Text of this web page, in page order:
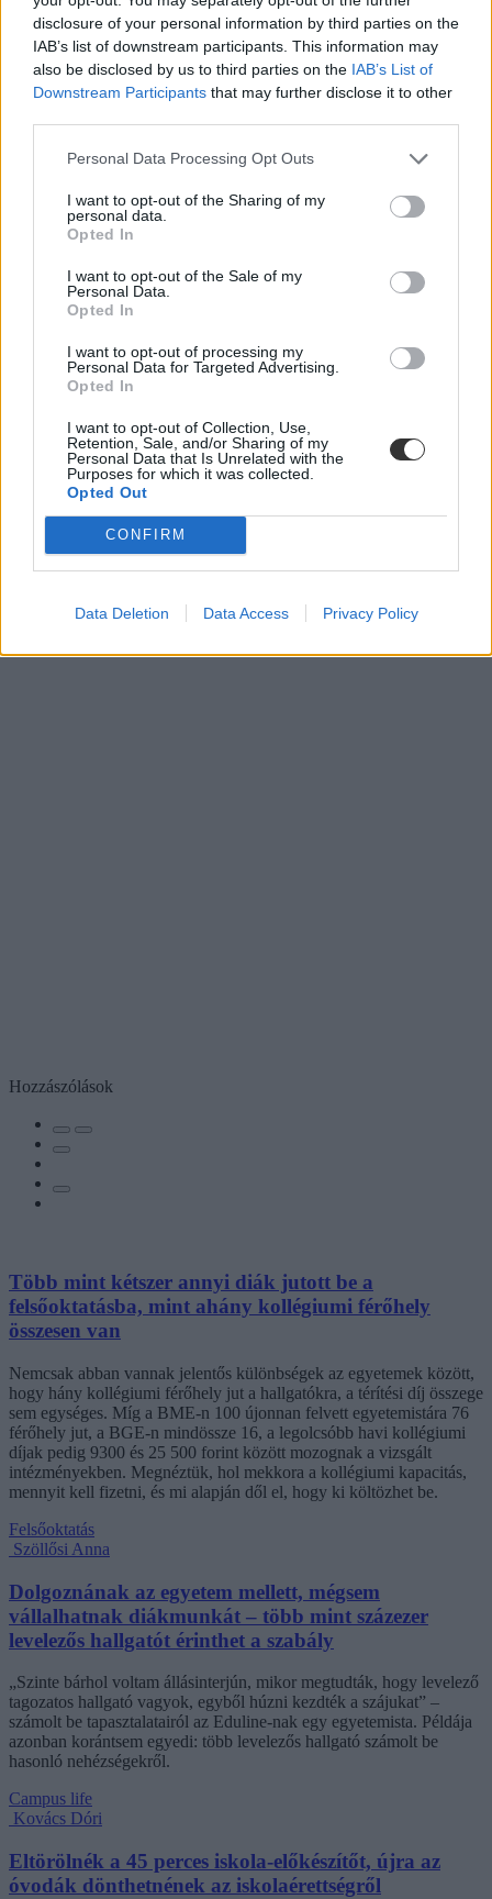
disclosure of your personal information by third parties on the
IAB’s list of downstream participants. This information may
also be disclosed by us to third parties on the IAB’s List of
Downstream Participants that may further disclose it to other
Personal Data Processing Opt Outs
I want to opt-out of the Sharing of my
personal data.
Opted In
I want to opt-out of the Sale of my
Personal Data.
Opted In
I want to opt-out of processing my
Personal Data for Targeted Advertising.
Opted In
I want to opt-out of Collection, Use,
Retention, Sale, and/or Sharing of my
Personal Data that Is Unrelated with the
Purposes for which it was collected.
Opted Out
CONFIRM
Data Deletion Data Access Privacy Policy
vitaverseny
Magyar Multirole Debate Academy
Hozzászólások
Több mint kétszer annyi diák jutott be a
felsőoktatásba, mint ahány kollégiumi férőhely
összesen van
Nemcsak abban vannak jelentős különbségek az egyetemek között,
hogy hány kollégiumi férőhely jut a hallgatókra, a térítési díj összege
sem egységes. Míg a BME-n 100 újonnan felvett egyetemistára 76
férőhely jut, a BGE-n mindössze 16, a legolcsóbb havi kollégiumi
díjak pedig 9300 és 25 500 forint között mozognak a vizsgált
intézményekben. Megnéztük, hol mekkora a kollégiumi kapacitás,
mennyit kell fizetni, és mi alapján dől el, hogy ki költözhet be.
Felsőoktatás
Szöllősi Anna
Dolgoznának az egyetem mellett, mégsem
vállalhatnak diákmunkát – több mint százezer
levelezős hallgatót érinthet a szabály
„Szinte bárhol voltam állásinterjún, mikor megtudták, hogy levelező
tagozatos hallgató vagyok, egyből húzni kezdték a szájukat” –
számolt be tapasztalatairól az Eduline-nak egy egyetemista. Példája
azonban korántsem egyedi: több levelezős hallgató számolt be
hasonló nehézségekről.
Campus life
Kovács Dóri
Eltörölnék a 45 perces iskola-előkészítőt, újra az
óvodák dönthetnének az iskolaérettségről